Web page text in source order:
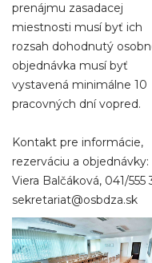
prenájmu zasadacej
miestnosti musí byť ich
rozsah dohodnutý
objednávka musí byť
vystavená minimálne 10
pracovných dní vopred.
Kontakt pre informácie,
rezerváciu a objednávky:
Viera Balčáková, 041/555
sekretariat@osbdza.sk